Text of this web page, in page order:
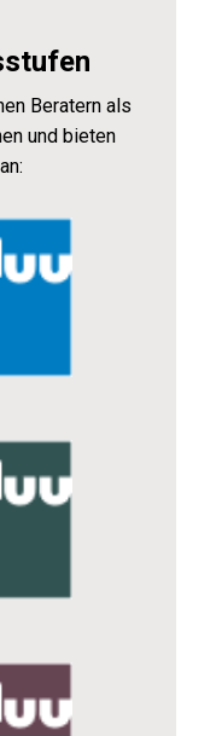
Beratern als
und bieten